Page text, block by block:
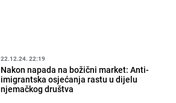
22.12.24. 22:19
Nakon napada na božični market: Anti-
imigrantska osjećanja rastu u dijelu
njemačkog društva